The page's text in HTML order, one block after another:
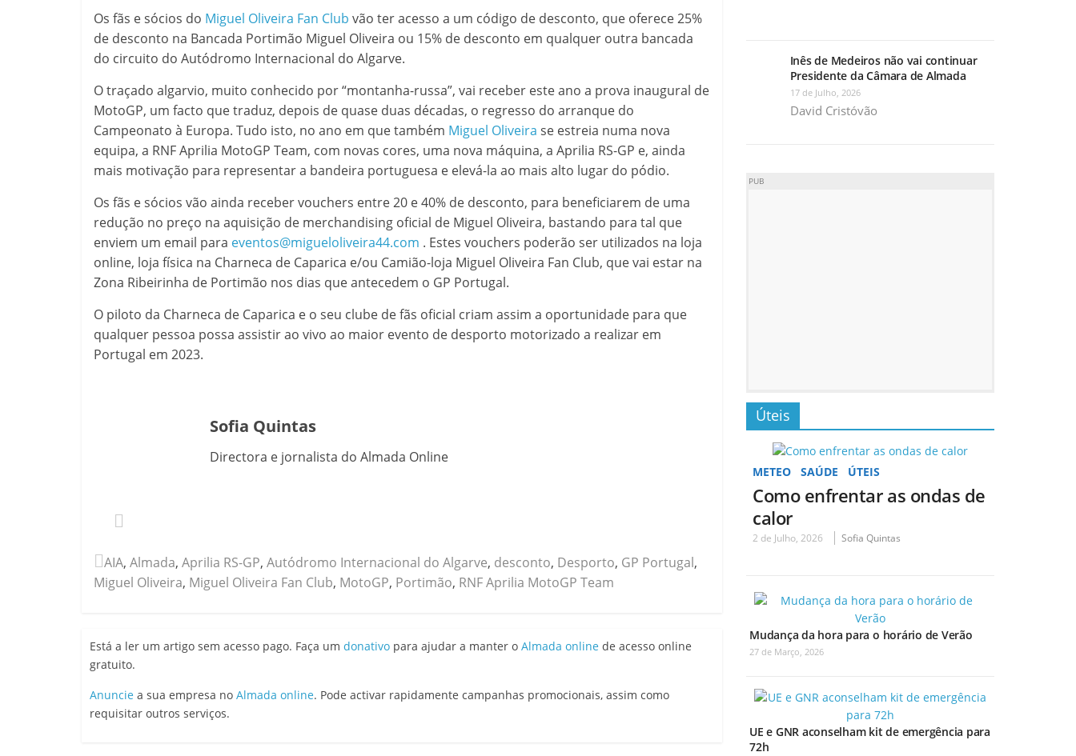
Os fãs e sócios do Miguel Oliveira Fan Club vão ter acesso a um código de desconto, que oferece 25%
de desconto na Bancada Portimão Miguel Oliveira ou 15% de desconto em qualquer outra bancada
do circuito do Autódromo Internacional do Algarve.
O traçado algarvio, muito conhecido por “montanha-russa”, vai receber este ano a prova inaugural de
MotoGP, um facto que traduz, depois de quase duas décadas, o regresso do arranque do
Campeonato à Europa. Tudo isto, no ano em que também Miguel Oliveira se estreia numa nova
equipa, a RNF Aprilia MotoGP Team, com novas cores, uma nova máquina, a Aprilia RS-GP e, ainda
mais motivação para representar a bandeira portuguesa e elevá-la ao mais alto lugar do pódio.
Os fãs e sócios vão ainda receber vouchers entre 20 e 40% de desconto, para beneficiarem de uma
redução no preço na aquisição de merchandising oficial de Miguel Oliveira, bastando para tal que
enviem um email para eventos@migueloliveira44.com . Estes vouchers poderão ser utilizados na loja
online, loja física na Charneca de Caparica e/ou Camião-loja Miguel Oliveira Fan Club, que vai estar na
Zona Ribeirinha de Portimão nos dias que antecedem o GP Portugal.
O piloto da Charneca de Caparica e o seu clube de fãs oficial criam assim a oportunidade para que
qualquer pessoa possa assistir ao vivo ao maior evento de desporto motorizado a realizar em
Portugal em 2023.
Sofia Quintas
Directora e jornalista do Almada Online
AIA, Almada, Aprilia RS-GP, Autódromo Internacional do Algarve, desconto, Desporto, GP Portugal,
Miguel Oliveira, Miguel Oliveira Fan Club, MotoGP, Portimão, RNF Aprilia MotoGP Team
Está a ler um artigo sem acesso pago. Faça um donativo para ajudar a manter o Almada online de acesso online
gratuito.
Anuncie a sua empresa no Almada online. Pode activar rapidamente campanhas promocionais, assim como
requisitar outros serviços.
Inês de Medeiros não vai continuar
Presidente da Câmara de Almada
17 de Julho, 2026
David Cristóvão
PUB
Úteis
METEO SAÚDE ÚTEIS
Como enfrentar as ondas de
calor
2 de Julho, 2026 Sofia Quintas
Mudança da hora para o horário de Verão
27 de Março, 2026
UE e GNR aconselham kit de emergência para
72h